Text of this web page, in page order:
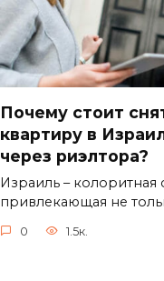
Почему стоит
квартиру в
через риэлтора?
Израиль – колоритная
привлекающая не
0 1.5к.